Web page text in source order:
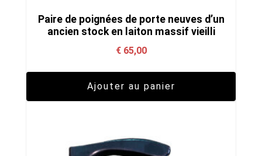
Paire de poignées de porte neuves d’un
ancien stock en laiton massif vieilli
€65,00
Ajouter au panier